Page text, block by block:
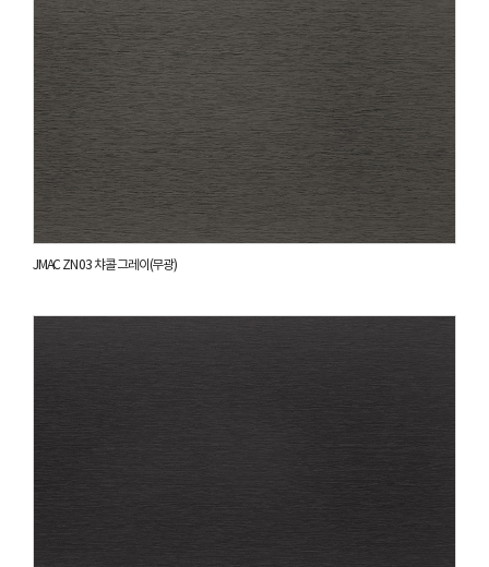
JMAC ZN 03 챠콜 그레이(무광)